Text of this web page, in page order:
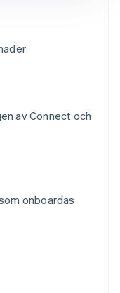
av Connect och
onboardas